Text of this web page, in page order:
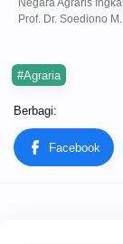
#Agraria